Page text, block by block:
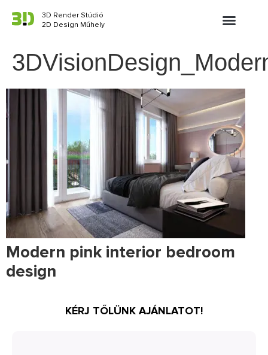
3D Render Stúdió
2D Design Műhely
Modern pink interior bedroom
design
KÉRJ TŐLÜNK AJÁNLATOT!